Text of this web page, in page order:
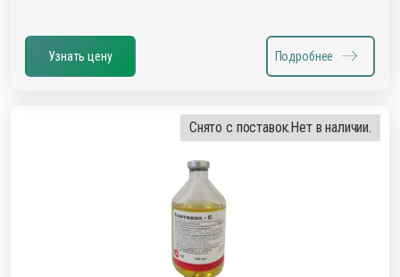
Узнать цену Подробнее
Снято с поставок.Нет в наличии.